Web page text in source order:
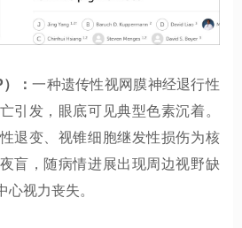
）：一种遗传性视网膜神经退行性
引发，眼底可见典型色素沉着。
退变、视锥细胞继发性损伤为核
盲，随病情进展出现周边视野缺
心视力丧失。